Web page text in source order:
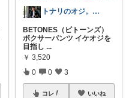
トナリのオジ。 40代からのイケオジ計画
BETONES（ビトーンズ）
ボクサーパンツ イケオジを
目指し ...
￥ 3,520
0 0 3
コレ いいね